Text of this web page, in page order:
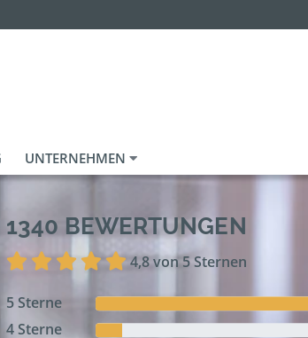
UNTERNEHMEN
1340 BEWERTUNGEN
4,8 von 5 Sternen
5 Sterne
4 Sterne